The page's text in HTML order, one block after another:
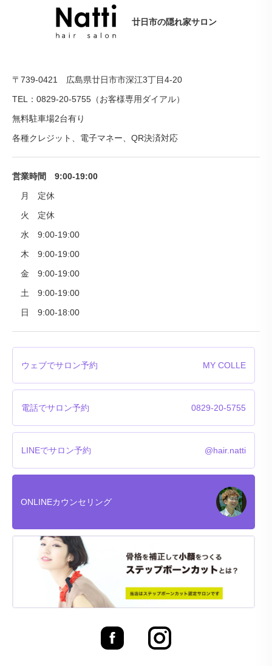
廿日市の隠れ家サロン
〒739-0421 広島県廿日市市深江3丁目4-20
TEL：0829-20-5755（お客様専用ダイアル）
無料駐車場2台有り
各種クレジット、電子マネー、QR決済対応
営業時間 9:00-19:00
月 定休
火 定休
水 9:00-19:00
木 9:00-19:00
金 9:00-19:00
土 9:00-19:00
日 9:00-18:00
ウェブでサロン予約 MY COLLE
電話でサロン予約 0829-20-5755
LINEでサロン予約 @hair.natti
ONLINEカウンセリング